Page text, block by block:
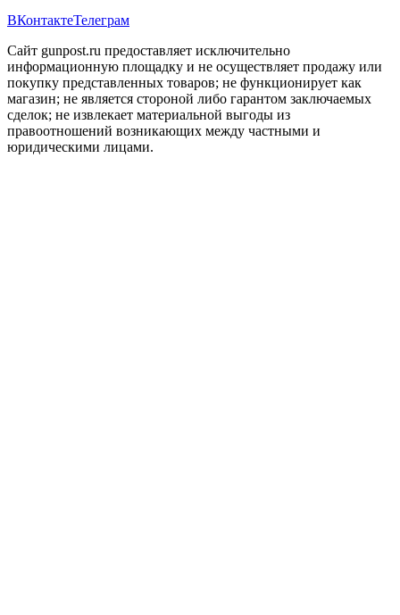
ВКонтактеТелеграм
Сайт gunpost.ru предоставляет исключительно
информационную площадку и не осуществляет продажу или
покупку представленных товаров; не функционирует как
магазин; не является стороной либо гарантом заключаемых
сделок; не извлекает материальной выгоды из
правоотношений возникающих между частными и
юридическими лицами.